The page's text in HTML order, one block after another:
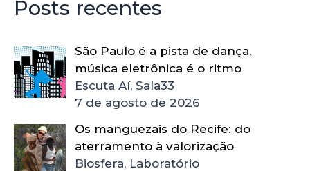
Posts recentes
São Paulo é a pista de dança,
música eletrônica é o ritmo
Escuta Aí, Sala33
7 de agosto de 2026
Os manguezais do Recife: do
aterramento à valorização
Biosfera, Laboratório